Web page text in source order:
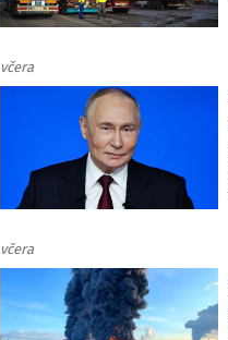
včera
včera